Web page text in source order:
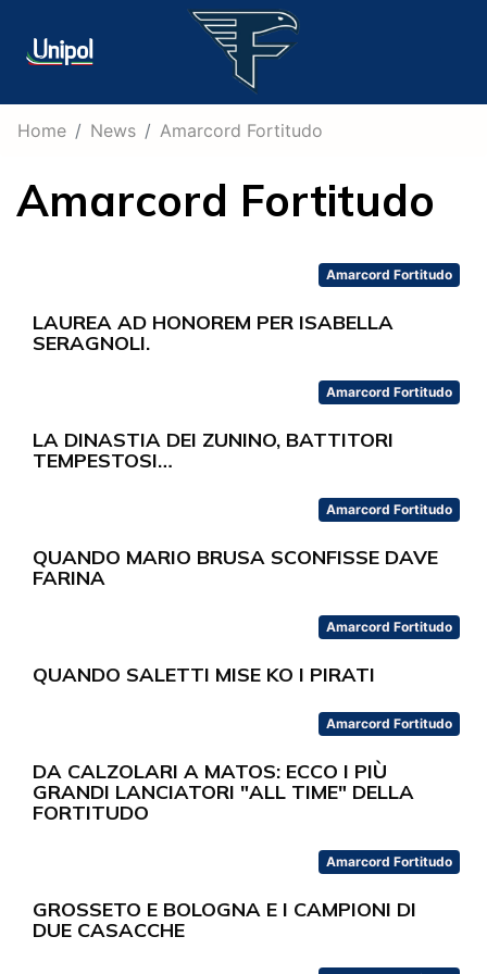
Home News Amarcord Fortitudo
Amarcord Fortitudo
Amarcord Fortitudo
LAUREA AD HONOREM PER ISABELLA
SERAGNOLI.
Amarcord Fortitudo
LA DINASTIA DEI ZUNINO, BATTITORI
TEMPESTOSI…
Amarcord Fortitudo
QUANDO MARIO BRUSA SCONFISSE DAVE
FARINA
Amarcord Fortitudo
QUANDO SALETTI MISE KO I PIRATI
Amarcord Fortitudo
DA CALZOLARI A MATOS: ECCO I PIÙ
GRANDI LANCIATORI "ALL TIME" DELLA
FORTITUDO
Amarcord Fortitudo
GROSSETO E BOLOGNA E I CAMPIONI DI
DUE CASACCHE